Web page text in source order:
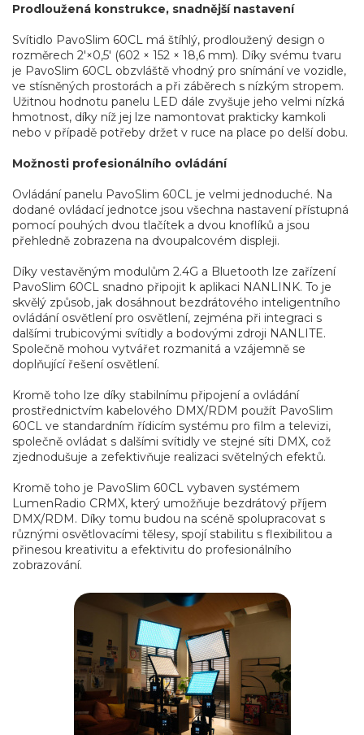
Prodloužená konstrukce, snadnější nastavení
Svítidlo PavoSlim 60CL má štíhlý, prodloužený design o
rozměrech 2'×0,5' (602 × 152 × 18,6 mm). Díky svému tvaru
je PavoSlim 60CL obzvláště vhodný pro snímání ve vozidle,
ve stísněných prostorách a při záběrech s nízkým stropem.
Užitnou hodnotu panelu LED dále zvyšuje jeho velmi nízká
hmotnost, díky níž jej lze namontovat prakticky kamkoli
nebo v případě potřeby držet v ruce na place po delší dobu.
Možnosti profesionálního ovládání
Ovládání panelu PavoSlim 60CL je velmi jednoduché. Na
dodané ovládací jednotce jsou všechna nastavení přístupná
pomocí pouhých dvou tlačítek a dvou knoflíků a jsou
přehledně zobrazena na dvoupalcovém displeji.
Díky vestavěným modulům 2.4G a Bluetooth lze zařízení
PavoSlim 60CL snadno připojit k aplikaci NANLINK. To je
skvělý způsob, jak dosáhnout bezdrátového inteligentního
ovládání osvětlení pro osvětlení, zejména při integraci s
dalšími trubicovými svítidly a bodovými zdroji NANLITE.
Společně mohou vytvářet rozmanitá a vzájemně se
doplňující řešení osvětlení.
Kromě toho lze díky stabilnímu připojení a ovládání
prostřednictvím kabelového DMX/RDM použít PavoSlim
60CL ve standardním řídicím systému pro film a televizi,
společně ovládat s dalšími svítidly ve stejné síti DMX, což
zjednodušuje a zefektivňuje realizaci světelných efektů.
Kromě toho je PavoSlim 60CL vybaven systémem
LumenRadio CRMX, který umožňuje bezdrátový příjem
DMX/RDM. Díky tomu budou na scéně spolupracovat s
různými osvětlovacími tělesy, spojí stabilitu s flexibilitou a
přinesou kreativitu a efektivitu do profesionálního
zobrazování.